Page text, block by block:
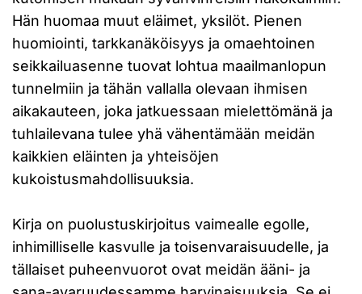
Hän huomaa muut eläimet, yksilöt. Pienen
huomiointi, tarkkanäköisyys ja omaehtoinen
seikkailuasenne tuovat lohtua maailmanlopun
tunnelmiin ja tähän vallalla olevaan ihmisen
aikakauteen, joka jatkuessaan mielettömänä ja
tuhlailevana tulee yhä vähentämään meidän
kaikkien eläinten ja yhteisöjen
kukoistusmahdollisuuksia.
Kirja on puolustuskirjoitus vaimealle egolle,
inhimilliselle kasvulle ja toisenvaraisuudelle, ja
tällaiset puheenvuorot ovat meidän ääni- ja